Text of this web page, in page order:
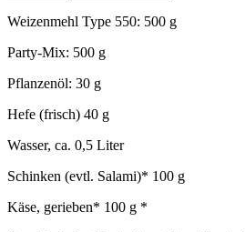
Weizenmehl Type 550: 500 g
Party-Mix: 500 g
Pflanzenöl: 30 g
Hefe (frisch) 40 g
Wasser, ca. 0,5 Liter
Schinken (evtl. Salami)* 100 g
Käse, gerieben* 100 g *